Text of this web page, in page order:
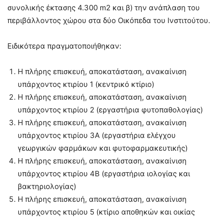
συνολικής έκτασης 4.300 m2 και β) την ανάπλαση του
περιβάλλοντος χώρου στα δύο Οικόπεδα του Ινστιτούτου.
Ειδικότερα πραγματοποιήθηκαν:
Η πλήρης επισκευή, αποκατάσταση, ανακαίνιση
υπάρχοντος κτιρίου 1 (κεντρικό κτίριο)
Η πλήρης επισκευή, αποκατάσταση, ανακαίνιση
υπάρχοντος κτιρίου 2 (εργαστήρια φυτοπαθολογίας)
Η πλήρης επισκευή, αποκατάσταση, ανακαίνιση
υπάρχοντος κτιρίου 3Α (εργαστήρια ελέγχου
γεωργικών φαρμάκων και φυτοφαρμακευτικής)
Η πλήρης επισκευή, αποκατάσταση, ανακαίνιση
υπάρχοντος κτιρίου 4Β (εργαστήρια ιολογίας και
βακτηριολογίας)
Η πλήρης επισκευή, αποκατάσταση, ανακαίνιση
υπάρχοντος κτιρίου 5 (κτίριο αποθηκών και οικίας